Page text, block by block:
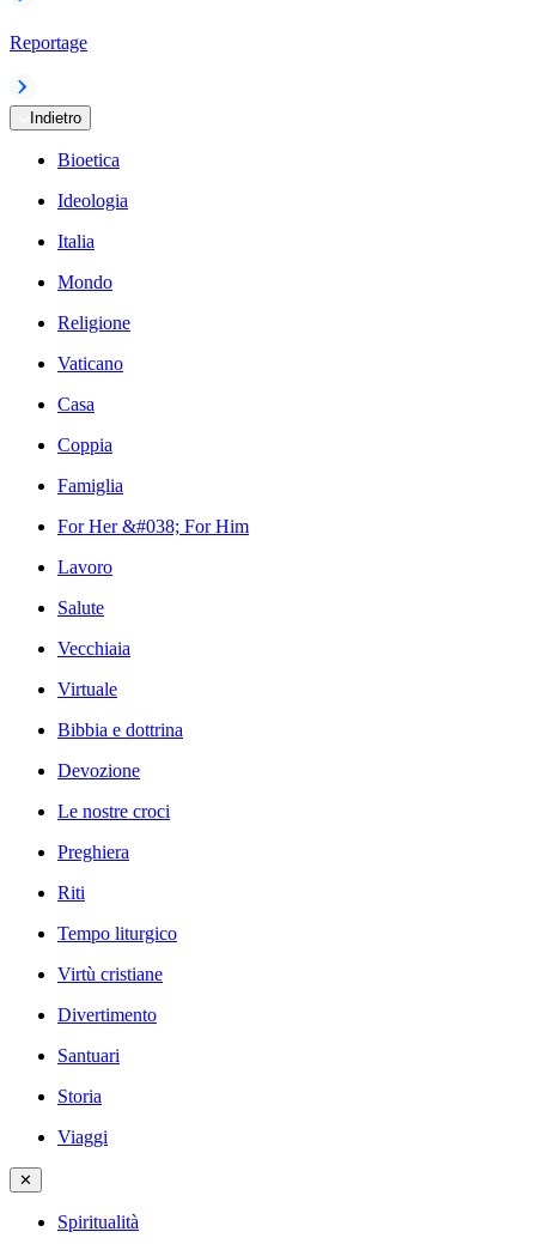
Reportage
Indietro
Bioetica
Ideologia
Italia
Mondo
Religione
Vaticano
Casa
Coppia
Famiglia
For Her &#038; For Him
Lavoro
Salute
Vecchiaia
Virtuale
Bibbia e dottrina
Devozione
Le nostre croci
Preghiera
Riti
Tempo liturgico
Virtù cristiane
Divertimento
Santuari
Storia
Viaggi
✕
Spiritualità